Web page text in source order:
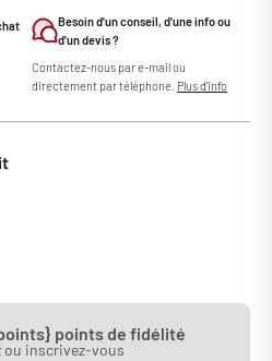
Besoin d'un conseil, d'une info ou
d'un devis ?
Contactez-nous par e-mail ou
directement par téléphone. Plus d'info
points de fidélité
ou inscrivez-vous